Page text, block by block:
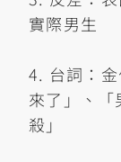
實際男生
4. 台詞：
來了」、「
殺」